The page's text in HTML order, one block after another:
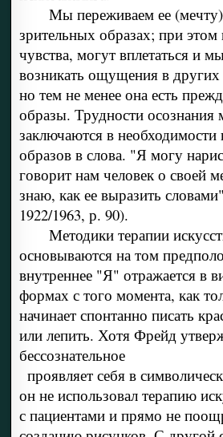
Мы переживаем ее
зрительных образах; при
чувства, могут вплетаться и
возникать ощущения в других
но тем не менее она есть
образы. Трудности осознания
заключаются в необходимости
образов в слова. "Я могу
говорит нам человек о своей
знаю, как ее выразить
1922/1963, р. 90).
Методики терапии
основываются на том
внутреннее "Я" отражается в
формах с того момента, как
начинает спонтанно писать
или лепить. Хотя Фрейд
бессознательное
проявляет себя в
он не использовал терапию
с пациентами и прямо не